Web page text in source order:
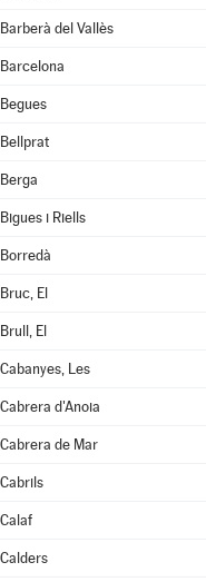
Barberà del Vallès
Barcelona
Begues
Bellprat
Berga
Bigues i Riells
Borredà
Bruc, El
Brull, El
Cabanyes, Les
Cabrera d'Anoia
Cabrera de Mar
Cabrils
Calaf
Calders